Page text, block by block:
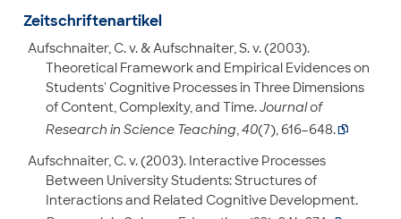
Zeitschriftenartikel
Aufschnaiter, C. v. & Aufschnaiter, S. v. (2003).
Theoretical Framework and Empirical Evidences on
Students' Cognitive Processes in Three Dimensions
of Content, Complexity, and Time.Journal of
Research in Science Teaching,40(7), 616–648.
Aufschnaiter, C. v. (2003). Interactive Processes
Between University Students: Structures of
Interactions and Related Cognitive Development.